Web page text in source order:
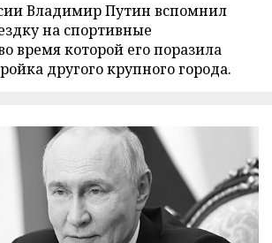
Владимир Путин вспомнил
на спортивные
время которой его поразила
другого крупного города.